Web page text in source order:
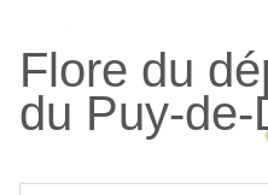
contenu
principal
Flore du
du Puy-de-